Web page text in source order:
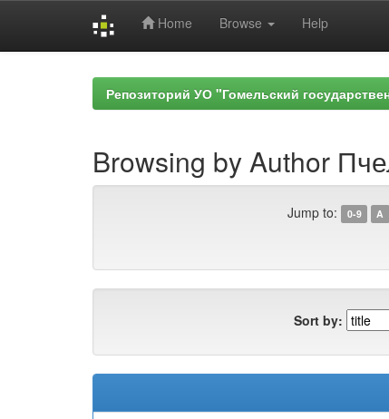
Home Browse Help
Репозиторий УО "Гомельский
Browsing by Author
Jump to: 0-9 A
Sort by: